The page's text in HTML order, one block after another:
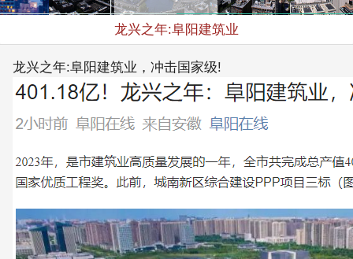
龙兴之年:阜阳建筑业
龙兴之年:阜阳建筑业，冲击国家级!